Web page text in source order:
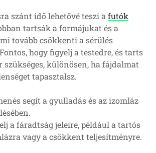
szánt idő lehetővé teszi afutók
tartsák a formájukat és a
tovább csökkenti a sérülés
hogy figyelj a testedre, és tarts
szükséges, különösen, ha fájdalmat
tapasztalsz.
segít a gyulladás és az izomláz
a fáradtság jeleire, például a tartós
vagy a csökkent teljesítményre.